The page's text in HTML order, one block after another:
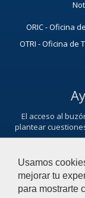
Usamos
mejorar tu
para mostrarte
ORIC - Oficina
OTRI - Oficina de
El acceso al
plantear